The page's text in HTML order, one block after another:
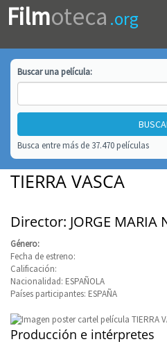
Filmoteca .org
Buscar unapelícula:
Busca entre más de 37.470 películas
TIERRA VASCA
Director: JORGE MARIA
Género:
Fecha de estreno:
Calificación:
Nacionalidad: ESPAÑOLA
Países participantes: ESPAÑA
Producción e intérpretes